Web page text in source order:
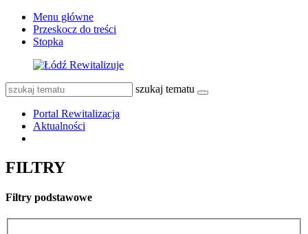
Menu główne
Przeskocz do treści
Stopka
szukaj tematu
Portal Rewitalizacja
Aktualności
FILTRY
Filtry podstawowe